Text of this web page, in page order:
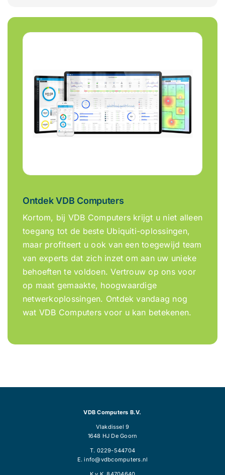
Ontdek VDB Computers
Kortom, bij VDB Computers krijgt u niet alleen
toegang tot de beste Ubiquiti-oplossingen,
maar profiteert u ook van een toegewijd team
van experts dat zich inzet om aan uw unieke
behoeften te voldoen. Vertrouw op ons voor
op maat gemaakte, hoogwaardige
netwerkoplossingen. Ontdek vandaag nog
wat VDB Computers voor u kan betekenen.
VDB Computers B.V.
Vlakdissel 9
1648 HJ De Goorn
T. 0229-544704
E. info@vdbcomputers.nl